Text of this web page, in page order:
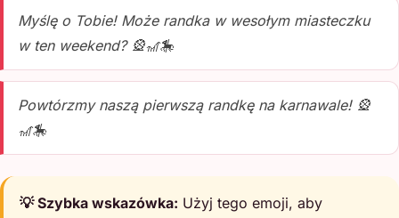
Myślę o Tobie! Może randka w wesołym miasteczku
w ten weekend? 🎡🎢🎠
Powtórzmy naszą pierwszą randkę na karnawale! 🎡
🎢🎠
💡 Szybka wskazówka: Użyj tego emoji, aby